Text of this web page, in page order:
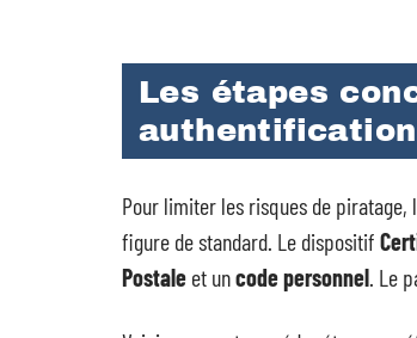
Les étapes
authentification
Pour limiter les risques de piratage,
figure de standard. Le dispositif
Postale et uncode personnel. Le